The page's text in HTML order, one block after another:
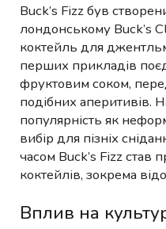
Buck’s Fizz був
лондонському Buck’s
коктейль для
перших прикладів
фруктовим соком,
подібних аперитивів.
популярність як
вибір для пізніх
часом Buck’s Fizz став
коктейлів, зокрема
Вплив на